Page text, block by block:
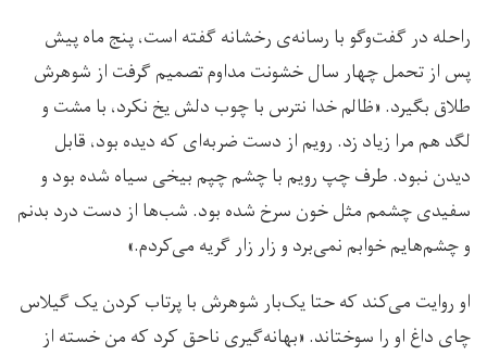
راحله در گفت‌وگو با رسانه‌ی رخشانه گفته است، پنج ماه پیش
پس از تحمل چهار سال خشونت مداوم تصمیم گرفت از شوهرش
طلاق بگیرد. «ظالم خدا نترس با چوب دلش یخ نکرد، با مشت و
لگد هم مرا زیاد زد. رویم از دست ضربه‌ای که دیده بود، قابل
دیدن نبود. طرف چپ رویم با چشم چپم بیخی سیاه شده بود و
سفیدی چشمم مثل خون سرخ شده بود. شب‌ها از دست درد بدنم
و چشم‌هایم خوابم نمی‌برد و زار زار گریه می‌کردم.»
او روایت می‌کند که حتا یک‌بار شوهرش با پرتاب کردن یک گیلاس
چای داغ او را سوختاند. «بهانه‌گیری ناحق کرد که من خسته از